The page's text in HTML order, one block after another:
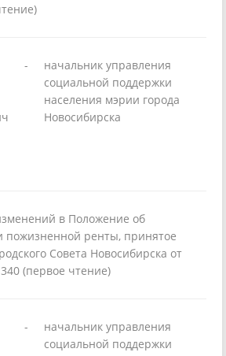
-
начальник управления
социальной поддержки
населения мэрии города
Новосибирска
в Положение об
пожизненной ренты, принятое
Совета Новосибирска от
(первое чтение)
-
начальник управления
социальной поддержки